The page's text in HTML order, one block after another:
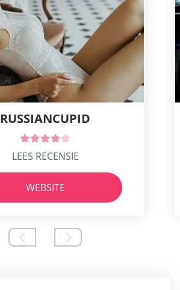
RUSSIANCUPID
LEES RECENSIE
WEBSITE